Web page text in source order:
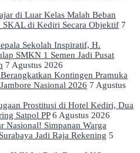
di Luar Kelas Malah Beban
SKAL di Kediri Secara Objektif 7
Sekolah Inspiratif, H.
SMKN 1 Semen Jadi Pusat
7 Agustus 2026
Kontingen Pramuka
Nasional 2026 7 Agustus
Prostitusi di Hotel Kediri, Dua
Satpol PP 6 Agustus 2026
Nasional! Simpanan Warga
Jadi Raja Rekening 5